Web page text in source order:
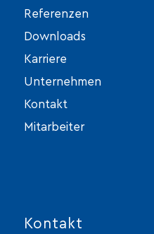
Referenzen
Downloads
Karriere
Unternehmen
Kontakt
Mitarbeiter
Kontakt